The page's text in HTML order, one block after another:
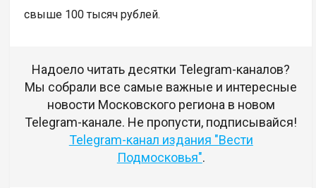
свыше 100 тысяч рублей.
Надоело читать десятки Telegram-каналов?
Мы собрали все самые важные и интересные
новости Московского региона в новом
Telegram-канале. Не пропусти, подписывайся!
Telegram-канал издания "Вести
Подмосковья".